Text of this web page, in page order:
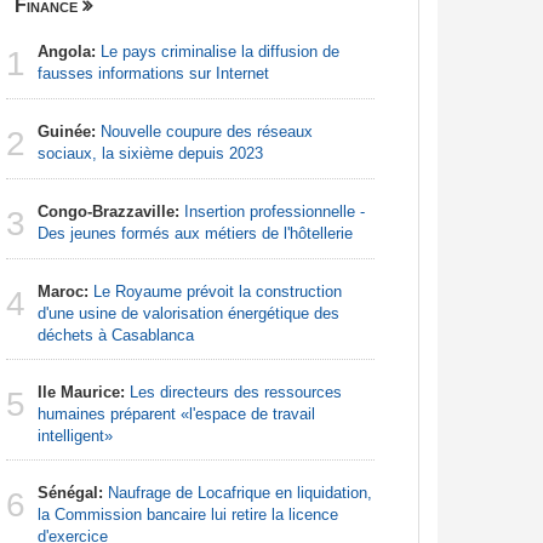
Finance
1 Angola: Le pays criminalise la diffusion de
fausses informations sur Internet
2 Guinée: Nouvelle coupure des réseaux
sociaux, la sixième depuis 2023
3 Congo-Brazzaville: Insertion professionnelle -
Des jeunes formés aux métiers de l'hôtellerie
4 Maroc: Le Royaume prévoit la construction
d'une usine de valorisation énergétique des
déchets à Casablanca
5 Ile Maurice: Les directeurs des ressources
humaines préparent «l'espace de travail
intelligent»
6 Sénégal: Naufrage de Locafrique en liquidation,
la Commission bancaire lui retire la licence
d'exercice